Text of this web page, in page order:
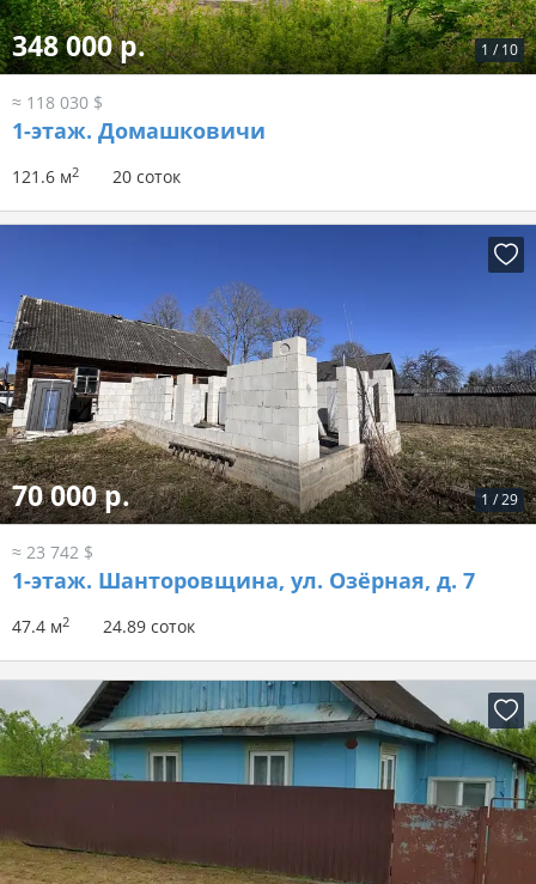
1 / 10
348 000 р.
≈ 118 030 $
1-этаж. Домашковичи
121.6 м2 20 соток
1 /29
70 000 р.
≈ 23 742 $
1-этаж. Шанторовщина, ул. Озёрная, д. 7
47.4 м2 24.89 соток